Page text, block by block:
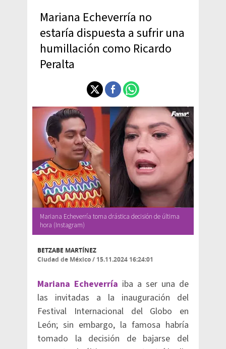
Mariana Echeverría no
estaría dispuesta a sufrir una
humillación como Ricardo
Peralta
Mariana Echeverría toma drástica decisión de última
hora (Instagram)
BETZABE MARTÍNEZ
Ciudad de México/ 15.11.2024 16:24:01
Mariana Echeverría iba a ser una de
las invitadas a la inauguración del
Festival Internacional del Globo en
León; sin embargo, la famosa habría
tomado la decisión de bajarse del